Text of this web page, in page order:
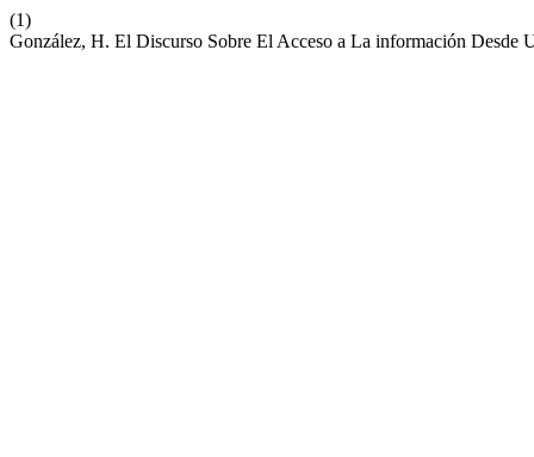
(1)
González, H. El Discurso Sobre El Acceso a La información Desde